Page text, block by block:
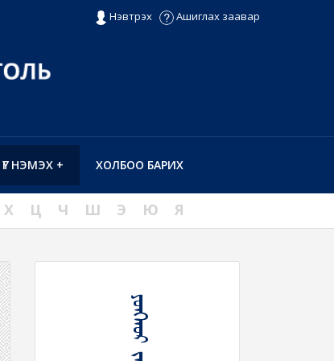
Нэвтрэх Ашиглах заавар
ХОЛБОО БАРИХ
ҮГ НЭМЭХ +
Х Ц Ч Ш Э Ю Я